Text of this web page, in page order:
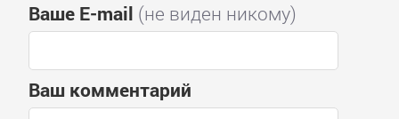
Ваше E-mail (не виден никому)
Ваш комментарий